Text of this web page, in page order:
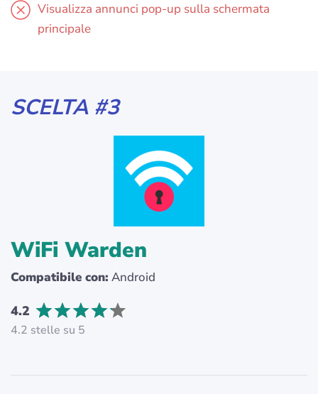
Visualizza annunci pop-up sulla schermata
principale
SCELTA #3
WiFi Warden
Compatibile con: Android
4.2
4.2 stelle su 5